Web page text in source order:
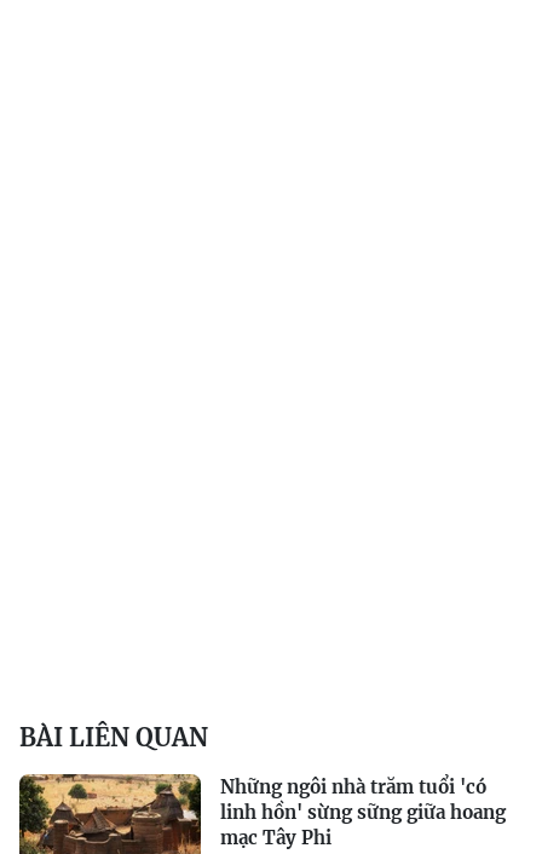
BÀI LIÊN QUAN
Những ngôi nhà trăm tuổi 'có
linh hồn' sừng sững giữa hoang
mạc Tây Phi